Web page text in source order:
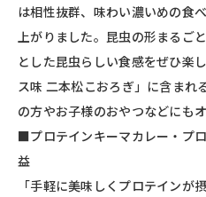
は相性抜群、味わい濃いめの食
上がりました。昆虫の形まるご
とした昆虫らしい食感をぜひ楽
ス味 二本松こおろぎ」に含まれ
の方やお子様のおやつなどにもオ
■プロテインキーマカレー・プ
益
「手軽に美味しくプロテインが